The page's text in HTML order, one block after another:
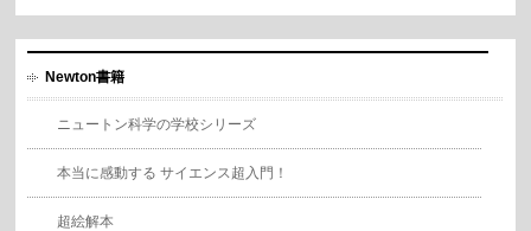
Newton書籍
ニュートン科学の学校シリーズ
本当に感動する サイエンス超入門！
超絵解本